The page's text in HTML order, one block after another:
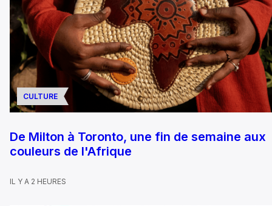
CULTURE
De Milton à Toronto, une fin de semaine aux
couleurs de l'Afrique
IL Y A 2 HEURES